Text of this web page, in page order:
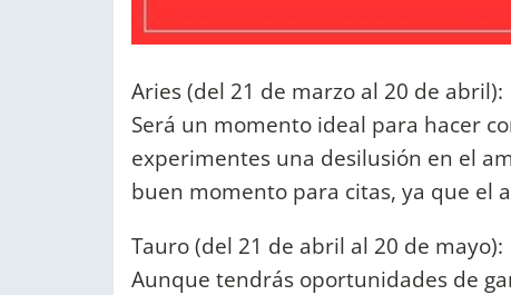
Aries (del 21 de marzo al 20 de abril):
Será un momento ideal para hacer
experimentes una desilusión en el
buen momento para citas, ya que el
Tauro (del 21 de abril al 20 de mayo):
Aunque tendrás oportunidades de